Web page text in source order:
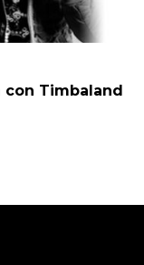
con Timbaland